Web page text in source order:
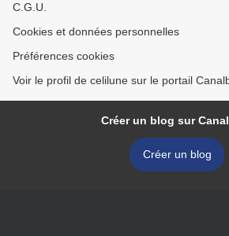
C.G.U.
Cookies et données personnelles
Préférences cookies
Voir le profil de celilune sur le portail
Créer un blog sur
Créer un blog